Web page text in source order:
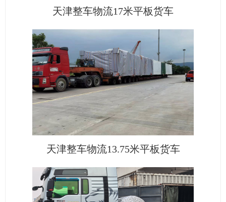
天津整车物流17米平板货车
天津整车物流13.75米平板货车